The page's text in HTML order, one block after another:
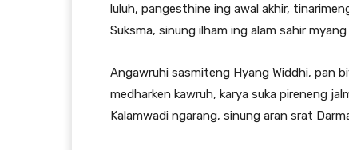
luluh, pangesthine ing awal akhir,
Suksma, sinung ilham ing alam sahir myang
Angawruhi sasmiteng Hyang Widdhi, pan
medharken kawruh, karya suka pireneng
Kalamwadi ngarang, sinung aran srat